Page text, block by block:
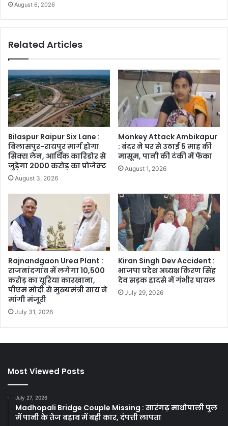
August 6, 2026
Related Articles
Bilaspur Raipur Six Lane :
बिलासपुर-रायपुर मार्ग होगा
सिक्स लेन, आर्थिक कारिडोर से
जुड़ेगा 2000 करोड़ का प्रोजेक्ट
August 3, 2026
Monkey Attack Ambikapur
: बंदर ने घर से उठाई 5 माह की
मासूम, पानी की टंकी में फेंका
August 1, 2026
Rajnandgaon Urea Plant :
राजनांदगांव में लगेगा 10,500
करोड़ का यूरिया कारखाना,
पीएम मोदी से मुख्यमंत्री साय ने
मांगी मंजूरी
July 31, 2026
Kiran Singh Dev Accident :
भाजपा प्रदेश अध्यक्ष किरण सिंह
देव सड़क हादसे में गंभीर घायल
July 29, 2026
Most Viewed Posts
July 27, 2026
Madhopali Bridge Couple Missing : सारंगढ़ माधोपाली पुल
में पानी के तेज बहाव में बही कार, दंपत्ती लापता